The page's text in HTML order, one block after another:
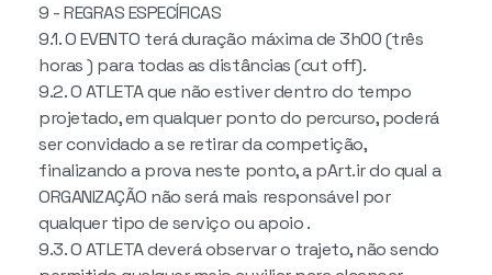
9 - REGRAS ESPECÍFICAS
9.1. O EVENTO terá duração máxima de 3h00 (três
horas ) para todas as distâncias (cut off).
9.2. O ATLETA que não estiver dentro do tempo
projetado, em qualquer ponto do percurso, poderá
ser convidado a se retirar da competição,
finalizando a prova neste ponto, a pArt.ir do qual a
ORGANIZAÇÃO não será mais responsável por
qualquer tipo de serviço ou apoio .
9.3. O ATLETA deverá observar o trajeto, não sendo